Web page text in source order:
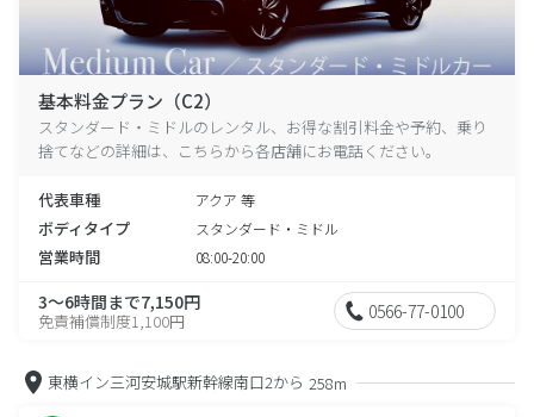
基本料金プラン（C2）
スタンダード・ミドルのレンタル、お得な割引料金や予約、乗り
捨てなどの詳細は、こちらから各店舗にお電話ください。
代表車種 アクア 等
ボディタイプ スタンダード・ミドル
営業時間 08:00-20:00
3～6時間まで7,150円
免責補償制度1,100円 0566-77-0100
東横イン三河安城駅新幹線南口2から 258m